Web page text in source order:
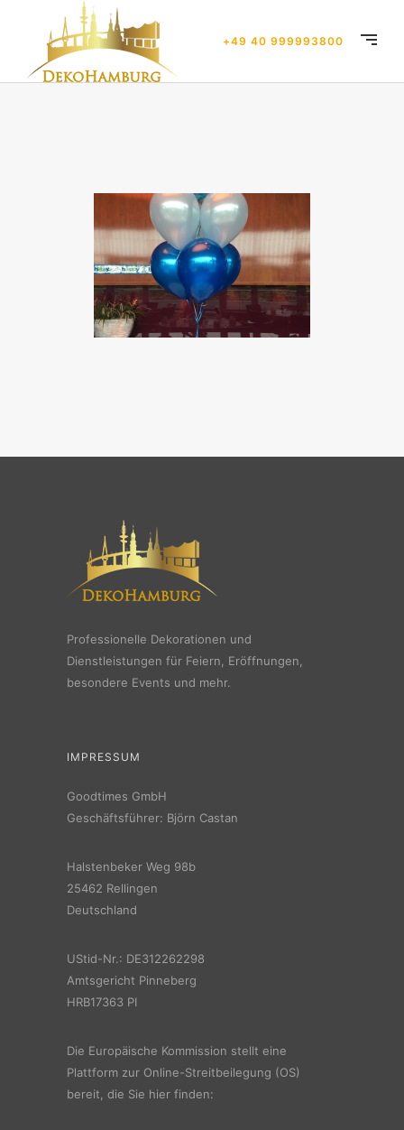
+49 40 999993800
Professionelle Dekorationen und
Dienstleistungen für Feiern, Eröffnungen,
besondere Events und mehr.
IMPRESSUM
Goodtimes GmbH
Geschäftsführer: Björn Castan
Halstenbeker Weg 98b
25462 Rellingen
Deutschland
UStid-Nr.: DE312262298
Amtsgericht Pinneberg
HRB17363 PI
Die Europäische Kommission stellt eine
Plattform zur Online-Streitbeilegung (OS)
bereit, die Sie hier finden: